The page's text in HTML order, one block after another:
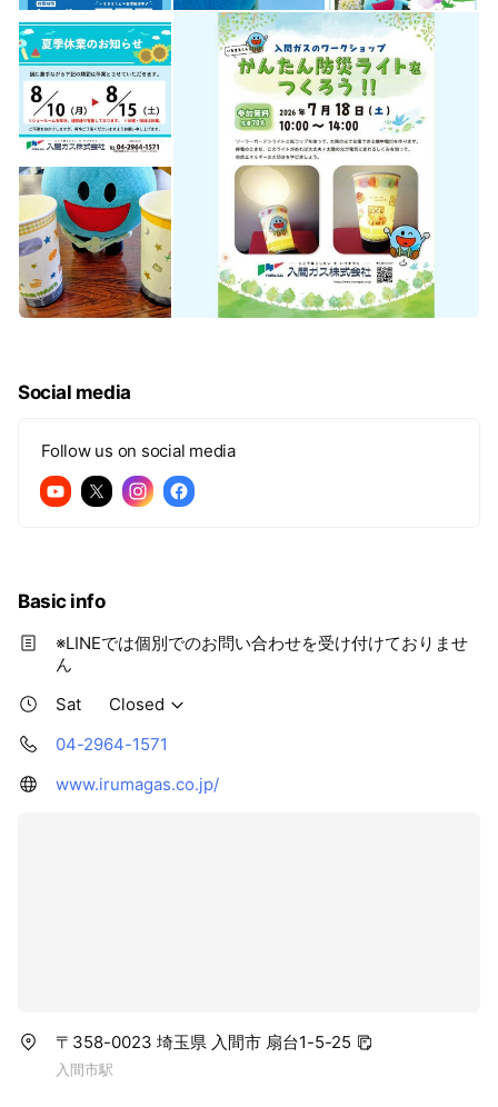
Social media
Follow us on social media
Basic info
※LINEでは個別でのお問い合わせを受け付けておりませ
ん
Sat
Closed
04-2964-1571
www.irumagas.co.jp/
〒358-0023 埼玉県 入間市 扇台1-5-25
入間市駅